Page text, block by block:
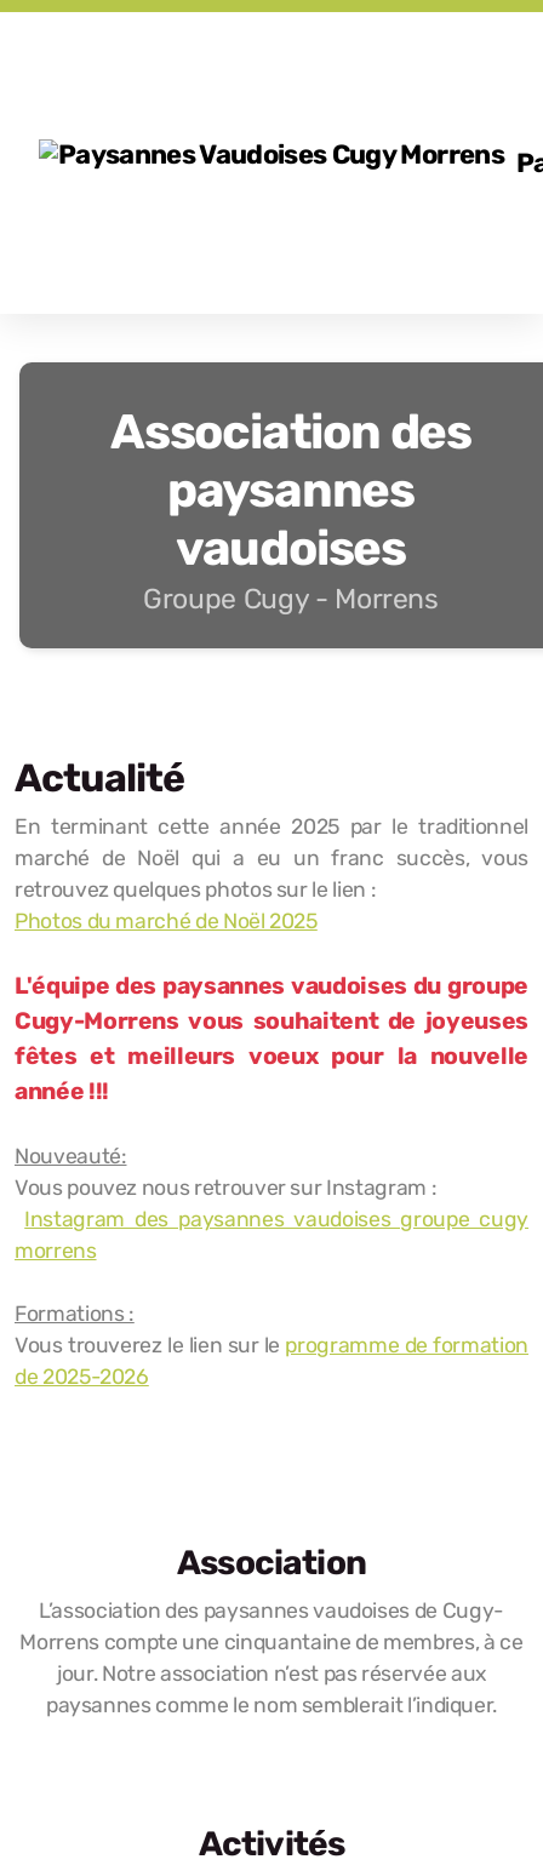
Association des
paysannes
vaudoises
Groupe Cugy - Morrens
Actualité
En terminant cette année 2025 par le traditionnel
marché de Noël qui a eu un franc succès, vous
retrouvez quelques photos sur le lien :
Photos du marché de Noël 2025
L'équipe des paysannes vaudoises du groupe
Cugy-Morrens vous souhaitent de joyeuses
fêtes et meilleurs voeux pour la nouvelle
année !!!
Nouveauté:
Vous pouvez nous retrouver sur Instagram :
Instagram des paysannes vaudoises groupe cugy
morrens
Formations :
Vous trouverez le lien sur le programme de formation
de 2025-2026
Association
L’association des paysannes vaudoises de Cugy-
Morrens compte une cinquantaine de membres, à ce
jour. Notre association n’est pas réservée aux
paysannes comme le nom semblerait l’indiquer.
Activités